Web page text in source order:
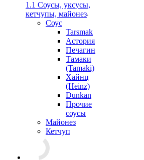
1.1 Соусы, уксусы,
кетчупы, майонез
Соус
Tarsmak
Астория
Печагин
Тамаки
(Tamaki)
Хайнц
(Heinz)
Dunkan
Прочие
соусы
Майонез
Кетчуп